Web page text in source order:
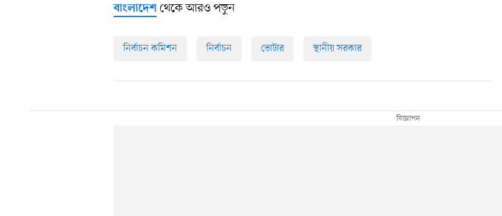
বাংলাদেশ থেকে আরও পড়ুন
নির্বাচন কমিশন নির্বাচন ভোটার স্থানীয় সরকার